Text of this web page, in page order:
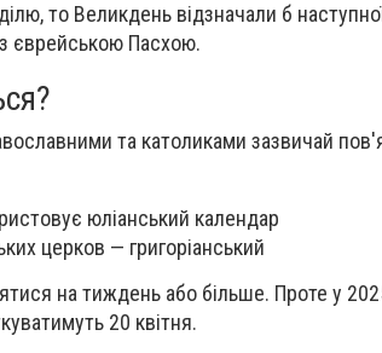
то Великдень відзначали б
єврейською Пасхою.
та католиками зазвичай
юліанський календар
церков — григоріанський
на тиждень або більше. Проте у
20 квітня.